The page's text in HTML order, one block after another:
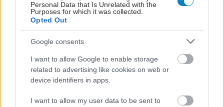
Personal Data that Is Unrelated with the
Purposes for which it was collected.
Opted Out
Google consents
I want to allow Google to enable storage
related to advertising like cookies on web or
device identifiers in apps.
I want to allow my user data to be sent to
ΜΠΕΙΤΕ ΣΤΗ ΣΥΖΗΤΗΣΗ